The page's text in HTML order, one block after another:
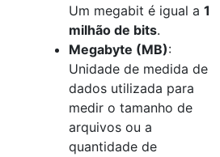
Um megabit é igual a 1
milhão de bits.
Megabyte (MB):
Unidade de medida de
dados utilizada para
medir o tamanho de
arquivos ou a
quantidade de